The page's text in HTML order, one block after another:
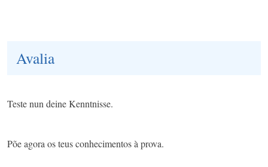
Avalia
Teste nun deine Kenntnisse.
Põe agora os teus conhecimentos à prova.